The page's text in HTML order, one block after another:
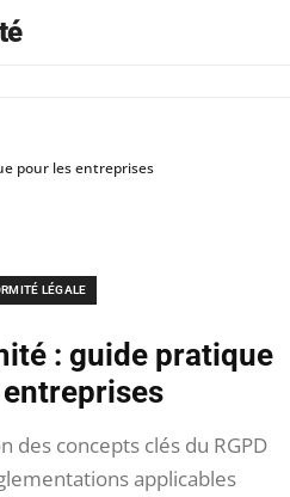
pour les entreprises
LÉGALE
: guide pratique
des concepts clés du RGPD
applicables